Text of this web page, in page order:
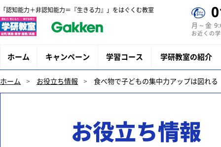
「認知能力＋非認知能力＝『生きる力』」をはぐくむ教室
月～金
お近くの
ホーム キャンペーン 学習コース 学研教室の紹介
ホーム お役立ち情報 食べ物で子どもの集中力アップは図れ
お役立ち情報